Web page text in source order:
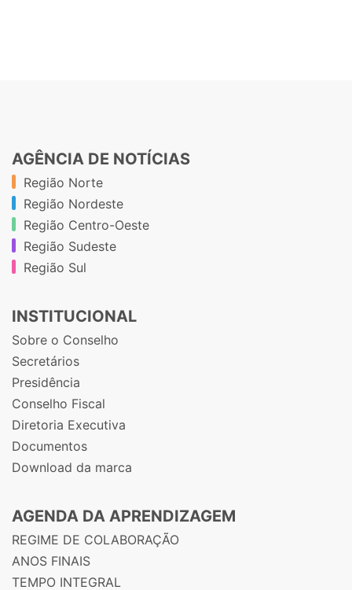
AGÊNCIA DE NOTÍCIAS
Região Norte
Região Nordeste
Região Centro-Oeste
Região Sudeste
Região Sul
INSTITUCIONAL
Sobre o Conselho
Secretários
Presidência
Conselho Fiscal
Diretoria Executiva
Documentos
Download da marca
AGENDA DA APRENDIZAGEM
REGIME DE COLABORAÇÃO
ANOS FINAIS
TEMPO INTEGRAL